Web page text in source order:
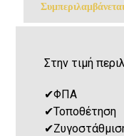
Συμπεριλαμβάνεται
Στην τιμή
✔ΦΠΑ
✔Τοποθέτηση
✔